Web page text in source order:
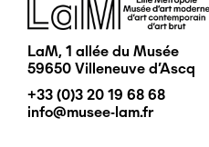
Image
LaM, 1 allée du Musée
59650 Villeneuve d'Ascq
+33 (0)3 20 19 68 68
info@musee-lam.fr